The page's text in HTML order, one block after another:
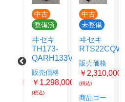
中古
未整備
ヰセキ
RTS22CQWAY167
販売価格
￥2,310,000-
(税込)
商品コー
中古
未整備
ヤンマ
ー
販売価格
￥1,540,000-